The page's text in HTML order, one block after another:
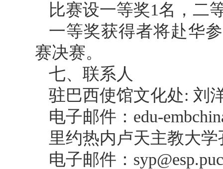
比赛设一等奖1名，二
一等奖获得者将赴华
赛决赛。
七、联系人
驻巴西使馆文化处: 刘
电子邮件：edu-
里约热内卢天主教大
电子邮件：